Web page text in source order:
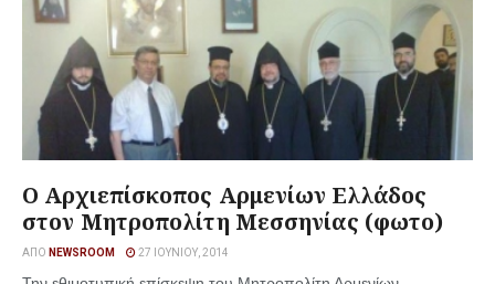
Ο Αρχιεπίσκοπος Αρμενίων Ελλάδος
στον Μητροπολίτη Μεσσηνίας (φωτο)
ΑΠΌ NEWSROOM 27 ΙΟΥΝΊΟΥ, 2014